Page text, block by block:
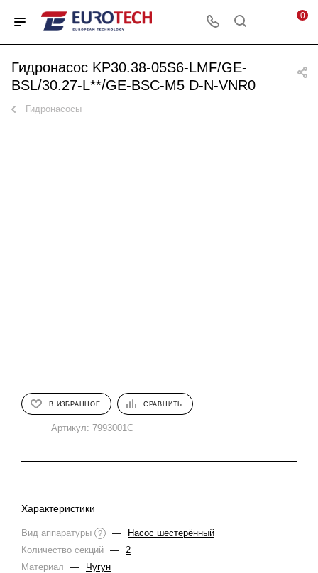
0
Гидронасос KP30.38-05S6-LMF/GE-
BSL/30.27-L**/GE-BSC-M5 D-N-VNR0
Гидронасосы
В ИЗБРАННОЕ СРАВНИТЬ
Артикул: 7993001С
Характеристики
Вид аппаратуры ? —
Насос шестерённый
Количество секций — 2
Материал
—
Чугун